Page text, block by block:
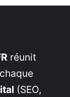
réunit
chaque
(SEO,